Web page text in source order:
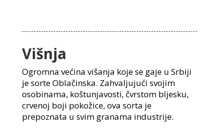
Višnja
Ogromna većina višanja koje se gaje u Srbiji
je sorte Oblačinska. Zahvaljujući svojim
osobinama, koštunjavosti, čvrstom bljesku,
crvenoj boji pokožice, ova sorta je
prepoznata u svim granama industrije.